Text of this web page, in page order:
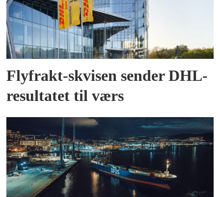
Flyfrakt-skvisen sender DHL-
resultatet til værs